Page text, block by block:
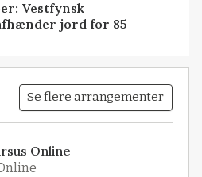
Vestfynsk
jord for 85
Se flere arrangementer
Online